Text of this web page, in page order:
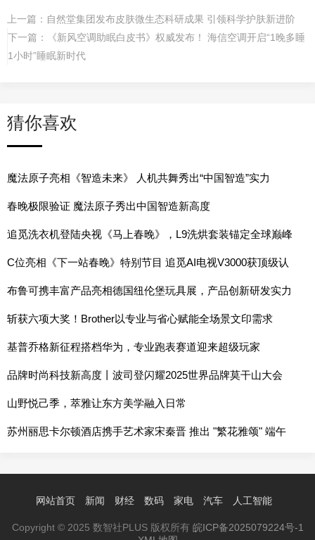
上一篇： 自然堂集团发布皮肤微生态科研成果 引领科学护肤新进阶
下一篇：
《新风空调助眠白皮书》权威发布！ 海信空调开启“1晚多睡
1小时”睡眠新时代
猜你喜欢
魔法原子亮相《智造未来》 人机共舞秀出“中国智造”实力
春晚极限验证 魔法原子秀出中国智造新高度
追觅洗衣机登陆央视《马上春晚》，L9洗烘套装锚定全球巅峰
的时代之作
C位亮相《下一站春晚》特别节目 追觅AI电视V3000获顶级认
可
布鲁可携丰富产品亮相德国纽伦堡玩具展，产品创新研发实力
持续提升
斩获六项大奖！Brother以专业与省心赋能全场景文印需求
基普乔格新征程搭档华为，专业跑表赛道迎来超级玩家
品牌时尚科技新高度丨波司登闪耀2025世界品牌莫干山大会
山野悦己季，萃雅让东方美学融入日常
苏州丽思卡尔顿酒店携手艺术家宋秦晋 推出 "繁花雅颂" 端午
网站首页 新闻 财经 数码 家电 汽车 人工智能
Copyright © 2025 数智社PLUS 版权所有 皖ICP备2025079224号-1